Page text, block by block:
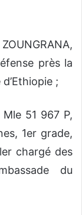
près la
;
Mle 51 967 P,
1er grade,
chargé des
du